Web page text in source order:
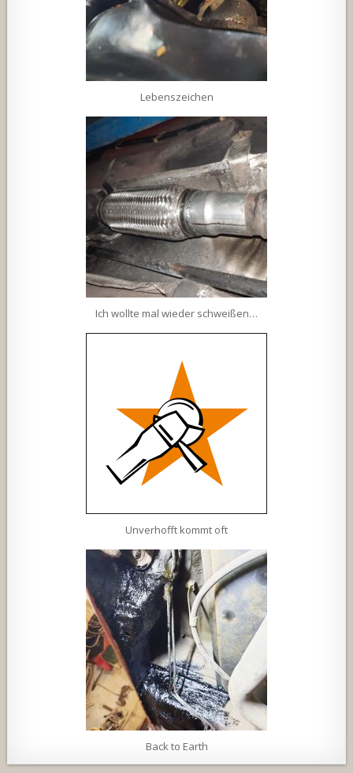
Lebenszeichen
Ich wollte mal wieder schweißen…
Unverhofft kommt oft
Back to Earth